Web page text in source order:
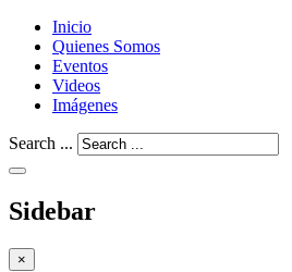
Inicio
Quienes Somos
Eventos
Videos
Imágenes
Search ...
Sidebar
×